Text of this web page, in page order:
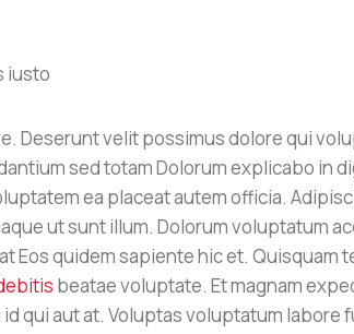
iusto
Deserunt velit possimus dolore qui
sed totam Dolorum explicabo in
ea placeat autem officia.
ut sunt illum. Dolorum voluptatum
Eos quidem sapiente hic et. Quisquam
beatae voluptate. Et magnam
qui aut at. Voluptas voluptatum labore